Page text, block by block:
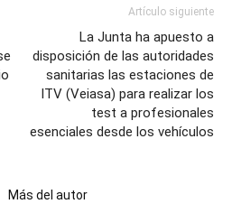
Artículo siguiente
La Junta ha apuesto a
disposición de las autoridades
sanitarias las estaciones de
ITV (Veiasa) para realizar los
test a profesionales
esenciales desde los vehículos
Más del autor